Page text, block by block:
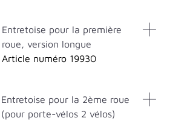
Entretoise pour la première
roue, version longue
Article numéro 19930
Entretoise pour la 2ème roue
(pour porte-vélos 2 vélos)